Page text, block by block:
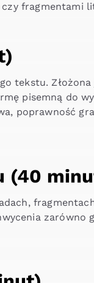
czy fragmentami
tekstu.
pisemną do
poprawność
(40
zarówno